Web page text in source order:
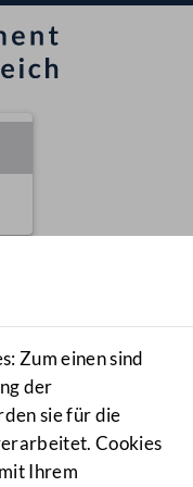
Zum einen sind
der
sie für die
Cookies
Ihrem